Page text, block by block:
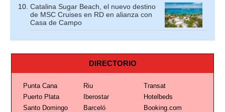
Catalina Sugar Beach, el nuevo destino
de MSC Cruises en RD en alianza con
Casa de Campo
DIRECTORIO
Punta Cana Riu
Transat
Puerto Plata
Iberostar
Hotelbeds
Santo Domingo
Barceló
Booking.com